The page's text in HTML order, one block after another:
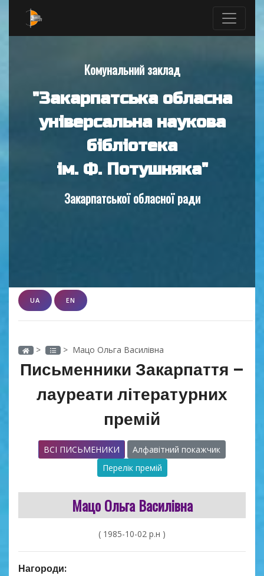
Комунальний заклад
"Закарпатська обласна
універсальна наукова
бібліотека
ім. Ф. Потушняка"
Закарпатської обласної ради
UA EN
> > Мацо Ольга Василівна
Письменники Закарпаття –
лауреати літературних
премій
ВСІ ПИСЬМЕНИКИ
Алфавітний покажчик
Перелік премій
Мацо Ольга Василівна
( 1985-10-02 р.н )
Нагороди: